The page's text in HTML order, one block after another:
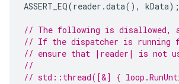
ASSERT_EQ(reader .data(), kData);
// The following is disallowed,
// If the dispatcher is running
// ensure that |reader| is not
//
// std::thread([&] {